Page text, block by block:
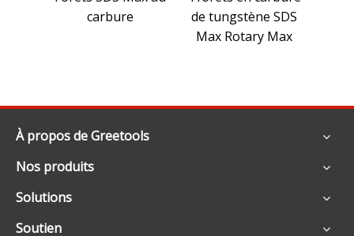
carbure
de tungstène SDS
Max Rotary Max
À propos de Greetools
Nos produits
Solutions
Soutien